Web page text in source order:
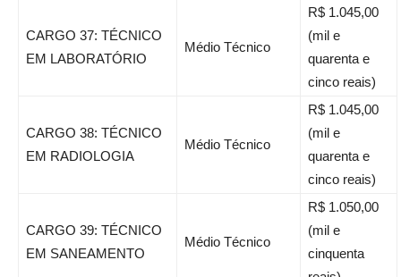
CARGO 37: TÉCNICO
EM LABORATÓRIO
Médio Técnico
R$ 1.045,00
(mil e
quarenta e
cinco reais)
CARGO 38: TÉCNICO
EM RADIOLOGIA
Médio Técnico
R$ 1.045,00
(mil e
quarenta e
cinco reais)
CARGO 39: TÉCNICO
EM SANEAMENTO
Médio Técnico
R$ 1.050,00
(mil e
cinquenta